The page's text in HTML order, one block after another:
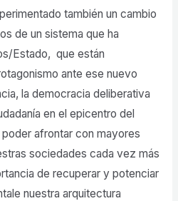
también un cambio
de un sistema que ha
Estado, que están
ante ese nuevo
la democracia deliberativa
en el epicentro del
afrontar con mayores
sociedades cada vez más
de recuperar y potenciar
nuestra arquitectura